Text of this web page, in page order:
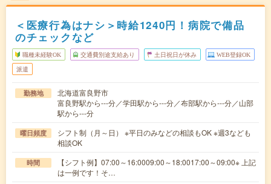
＜医療行為はナシ＞時給1240円！病院で備品
のチェックなど
職種未経験OK 交通費別途支給あり 土日祝日が休み WEB登録OK
派遣
勤務地
北海道富良野市
富良野駅から---分／学田駅から---分／布部駅から---分／山部
駅から---分
曜日頻度
シフト制（月～日） ※平日のみなどの相談もOK ※週3なども
相談OK
時間
【シフト例】07:00～16:0009:00～18:0017:00～09:00※ 上記
は一例です！そ…